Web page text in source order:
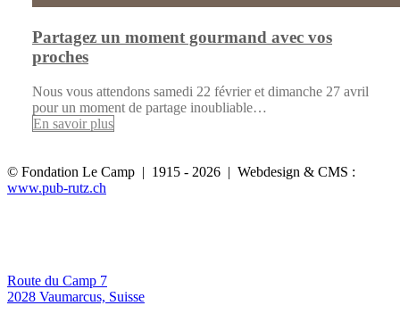
Partagez un moment gourmand avec vos
proches
Nous vous attendons samedi 22 février et dimanche 27 avril
pour un moment de partage inoubliable…
En savoir plus
© Fondation Le Camp | 1915 - 2026 | Webdesign & CMS :
www.pub-rutz.ch
Route du Camp 7
2028 Vaumarcus, Suisse